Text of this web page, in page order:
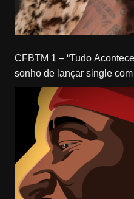
CFBTM 1 – “Tudo Aconteceu”: MC Du Black realiza
sonho de lançar single